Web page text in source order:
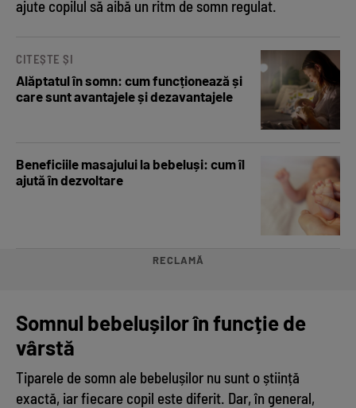
ajute copilul să aibă un ritm de somn regulat.
CITEȘTE ȘI
Alăptatul în somn: cum funcționează și
care sunt avantajele și dezavantajele
Beneficiile masajului la bebeluși: cum îl
ajută în dezvoltare
RECLAMĂ
Somnul bebelușilor în funcție de
vârstă
Tiparele de somn ale bebelușilor nu sunt o știință
exactă, iar fiecare copil este diferit. Dar, în general,